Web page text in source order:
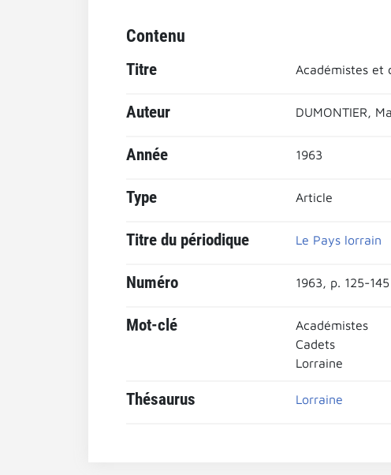
Contenu
Titre Académistes et
Auteur DUMONTIER,
Année 1963
Type Article
Titre du périodique Le Pays lorrain
Numéro 1963, p. 125-145
Mot-clé
Académistes
Cadets
Lorraine
Thésaurus Lorraine